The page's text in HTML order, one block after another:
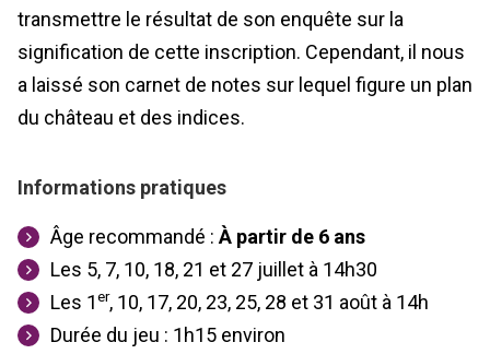
transmettre le résultat de son enquête sur la
signification de cette inscription. Cependant, il nous
a laissé son carnet de notes sur lequel figure un plan
du château et des indices.
Informations pratiques
Âge recommandé : À partir de 6 ans
Les 5, 7, 10, 18, 21 et 27 juillet à 14h30
Les 1er, 10, 17, 20, 23, 25, 28 et 31 août à 14h
Durée du jeu : 1h15 environ